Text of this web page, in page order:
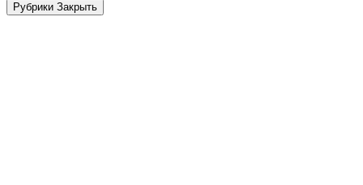
Рубрики Закрыть